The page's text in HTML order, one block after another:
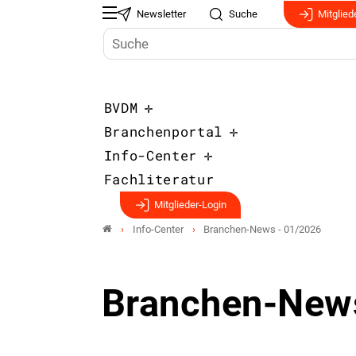
Newsletter Suche
BVDM
Branchenportal
Info-Center
Fachliteratur
Mitglieder-Login
Info-Center Branchen-News - 01/2026
Branchen-